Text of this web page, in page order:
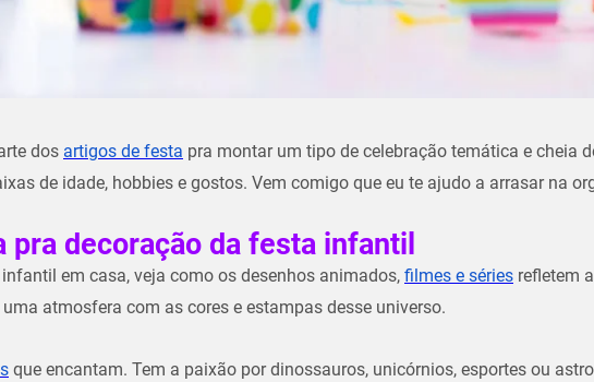
dos artigos de festa pra montar um tipo de celebração temática e cheia
de idade, hobbies e gostos. Vem comigo que eu te ajudo a arrasar na
decoração da festa infantil
em casa, veja como os desenhos animados, filmes e séries refletem
atmosfera com as cores e estampas desse universo.
que encantam. Tem a paixão por dinossauros, unicórnios, esportes ou